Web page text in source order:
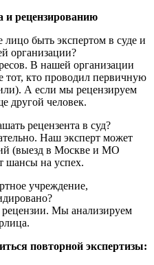
и рецензированию
быть экспертом в суде и
организации?
В нашей организации
тот, кто проводил первичную
А если мы рецензируем
другой человек.
рецензента в суд?
Наш эксперт может
(выезд в Москве и МО
шансы на успех.
учреждение,
рецензии. Мы анализируем
повторной экспертизы: